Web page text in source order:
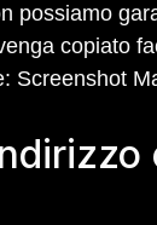
possiamo
copiato
Screenshot